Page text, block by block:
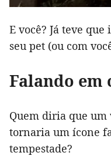
E você? Já teve
seu pet (ou com
Falando em
Quem diria que um
tornaria um ícone
tempestade?